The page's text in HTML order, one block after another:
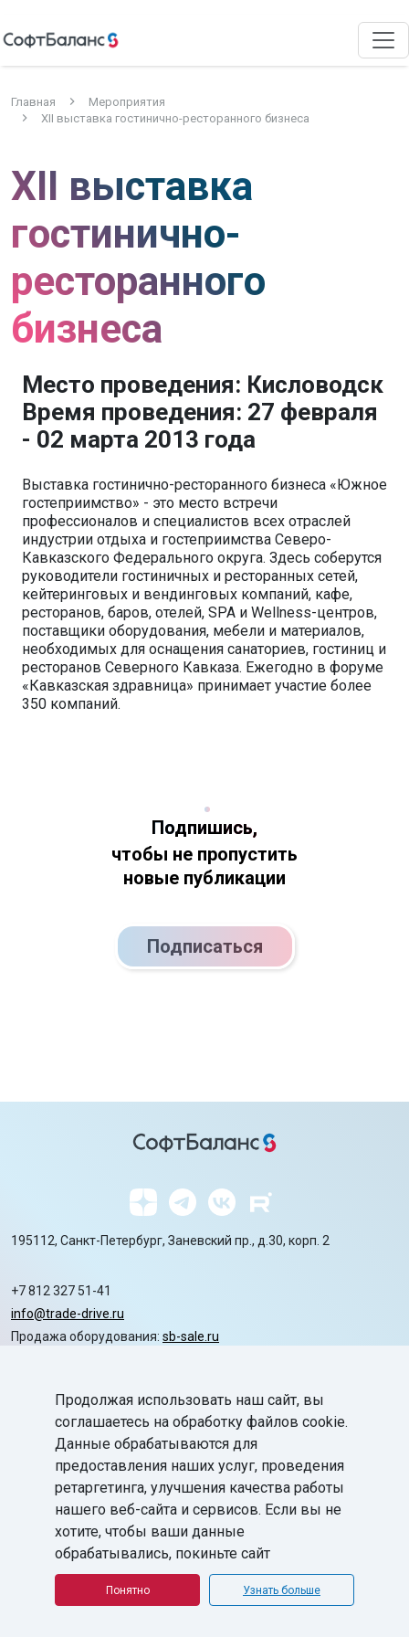
Главная
Мероприятия
XII выставка гостинично-ресторанного бизнеса
XII выставка
гостинично-
ресторанного
бизнеса
Место проведения: Кисловодск
Время проведения: 27 февраля
- 02 марта 2013 года
Выставка гостинично-ресторанного бизнеса «Южное
гостеприимство» - это место встречи
профессионалов и специалистов всех отраслей
индустрии отдыха и гостеприимства Северо-
Кавказского Федерального округа. Здесь соберутся
руководители гостиничных и ресторанных сетей,
кейтеринговых и вендинговых компаний, кафе,
ресторанов, баров, отелей, SPA и Wellness-центров,
поставщики оборудования, мебели и материалов,
необходимых для оснащения санаториев, гостиниц и
ресторанов Северного Кавказа. Ежегодно в форуме
«Кавказская здравница» принимает участие более
350 компаний.
Подпишись,
чтобы не пропустить
новые публикации
Подписаться
195112, Санкт-Петербург, Заневский пр., д.30, корп. 2
+7 812 327 51-41
info@trade-drive.ru
Продажа оборудования: sb-sale.ru
Автоматизацияchevron_right
Маркировкаchevron_right
Поддержкаchevron_right
База знанийchevron_right
ГК «СофтБаланс» 2008-2026
Все права защищены.
Политика в отношении обработки персональных данных
Продолжая использовать наш сайт, вы
соглашаетесь на обработку файлов cookie.
Данные обрабатываются для
предоставления наших услуг, проведения
ретаргетинга, улучшения качества работы
нашего веб-сайта и сервисов. Если вы не
хотите, чтобы ваши данные
обрабатывались, покиньте сайт
Понятно Узнать больше